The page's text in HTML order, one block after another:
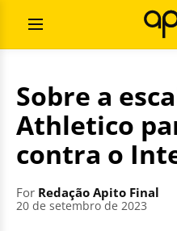
contentOpen
Menu
for:
Sobre a
Athletico
contra o
For Redação Apito Final
20 de setembro de 2023